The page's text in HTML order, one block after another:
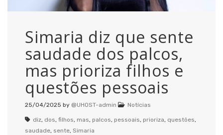
Simaria diz que sente
saudade dos palcos,
mas prioriza filhos e
questões pessoais
25/04/2025 by @UHOST-admin Notícias
diz, dos, filhos, mas, palcos, pessoais, prioriza, questões,
saudade, sente, Simaria